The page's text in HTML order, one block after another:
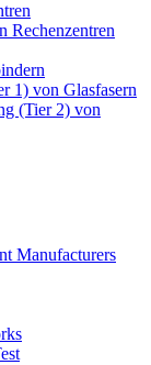
Rechenzentren
1) von Glasfasern
(Tier 2) von
Manufacturers